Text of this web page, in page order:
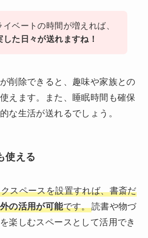
イベートの時間が増えれば、
した日々が送れますね！
削除できると、趣味や家族との
えます。また、睡眠時間も確保
な生活が送れるでしょう。
使える
スペースを設置すれば、書斎だ
の活用が可能です。読書や物づ
楽しむスペースとして活用でき